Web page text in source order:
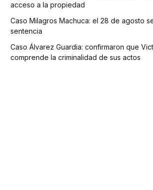
acceso a la propiedad
Caso Milagros Machuca: el 28 de agosto
sentencia
Caso Álvarez Guardia: confirmaron que
comprende la criminalidad de sus actos